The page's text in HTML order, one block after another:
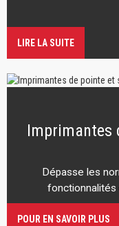
LIRE LA SUITE
Imprimantes
Dépasse les
POUR EN SAVOIR PLUS